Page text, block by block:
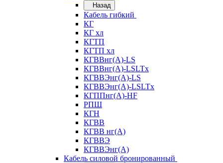
Назад
Кабель гибкий
КГ
КГ хл
КГТП
КГТП хл
КГВВнг(А)-LS
КГВВнг(А)-LSLTx
КГВВЭнг(А)-LS
КГВВЭнг(А)-LSLTx
КГППнг(А)-HF
РПШ
КГН
КГВВ
КГВВ нг(А)
КГВВЭ
КГВВЭнг(А)
Кабель силовой бронированный